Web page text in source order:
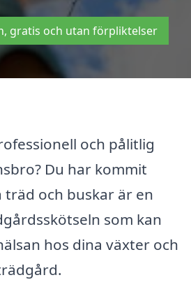
gratis och utan förpliktelser
och pålitlig
Du har kommit
och buskar är en
som kan
hos dina växter och